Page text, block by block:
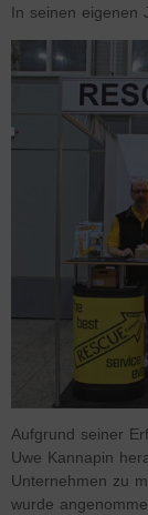
In seinen eigenen
Aufgrund seiner
Uwe Kannapin
Unternehmen zu
wurde